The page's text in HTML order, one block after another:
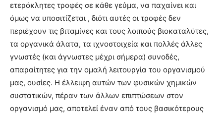
ετερόκλητες τροφές σε κάθε γεύμα, να παχαίνει και
όμως να υποσιτίζεται , διότι αυτές οι τροφές δεν
περιέχουν τις βιταμίνες και τους λοιπούς βιοκαταλύτες,
τα οργανικά άλατα, τα ιχνοστοιχεία και πολλές άλλες
γνωστές (και άγνωστες μέχρι σήμερα) συνοδές,
απαραίτητες για την ομαλή λειτουργία του οργανισμού
μας, ουσίες. Η έλλειψη αυτών των φυσικών χημικών
συστατικών, πέραν των άλλων επιπτώσεων στον
οργανισμό μας, αποτελεί έναν από τους βασικότερους